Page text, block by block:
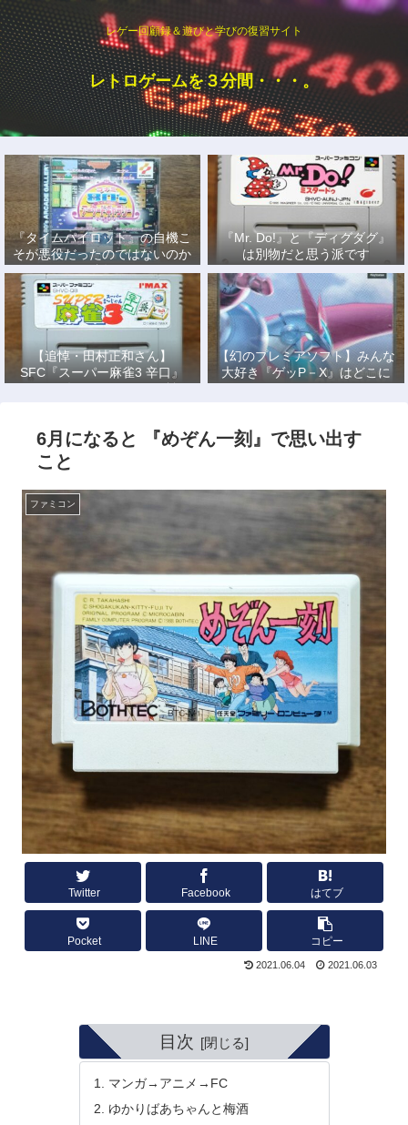
レゲー回顧録＆遊びと学びの復習サイト
レトロゲームを３分間・・・。
『タイムパイロット』の自機こ
そが悪役だったのではないのか
説
『Mr. Do!』と『ディグダグ』
は別物だと思う派です
【追悼・田村正和さん】
SFC『スーパー麻雀3 辛口』
で、あの名優になりきって戦っ
【幻のプレミアソフト】みんな
大好き『ゲッP－X』はどこに
もない！
6月になると 『めぞん一刻』で思い出す
こと
ファミコン
Twitter Facebook はてブ
Pocket LINE コピー
2021.06.04 2021.06.03
目次
マンガ→アニメ→FC
ゆかりばあちゃんと梅酒